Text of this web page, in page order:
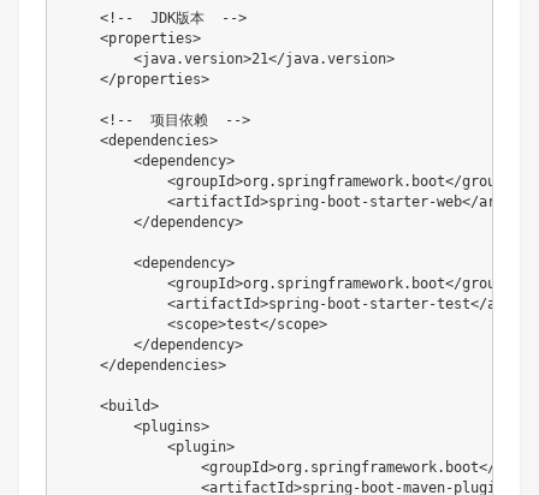
<!--  JDK版本  -->
<properties>
<java.version>21</java.version>
</properties>
<!--  项目依赖  -->
<dependencies>
<dependency>
<groupId>org.springframework.boot</groupId
<artifactId>spring-boot-starter-web</
</dependency>
<dependency>
<groupId>org.springframework.boot</groupId
<artifactId>spring-boot-starter-test</
<scope>test</scope>
</dependency>
</dependencies>
<build>
<plugins>
<plugin>
<groupId>org.springframework.boot</
<artifactId>spring-boot-maven-plugin